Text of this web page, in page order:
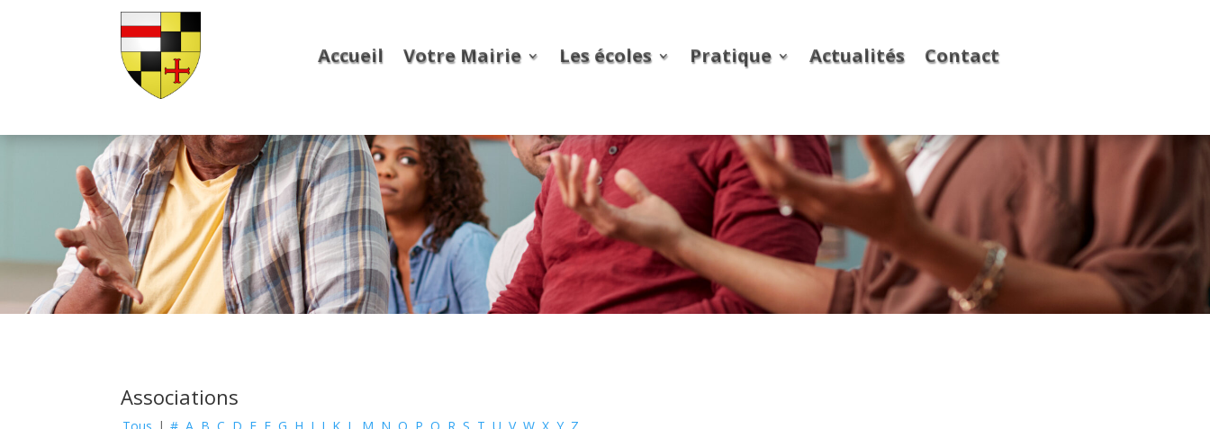
Accueil Votre Mairie Les écoles Pratique Actualités Contact
Associations
Tous | # A B C D E F G H I J K L M N O P Q R S T U V W X Y Z